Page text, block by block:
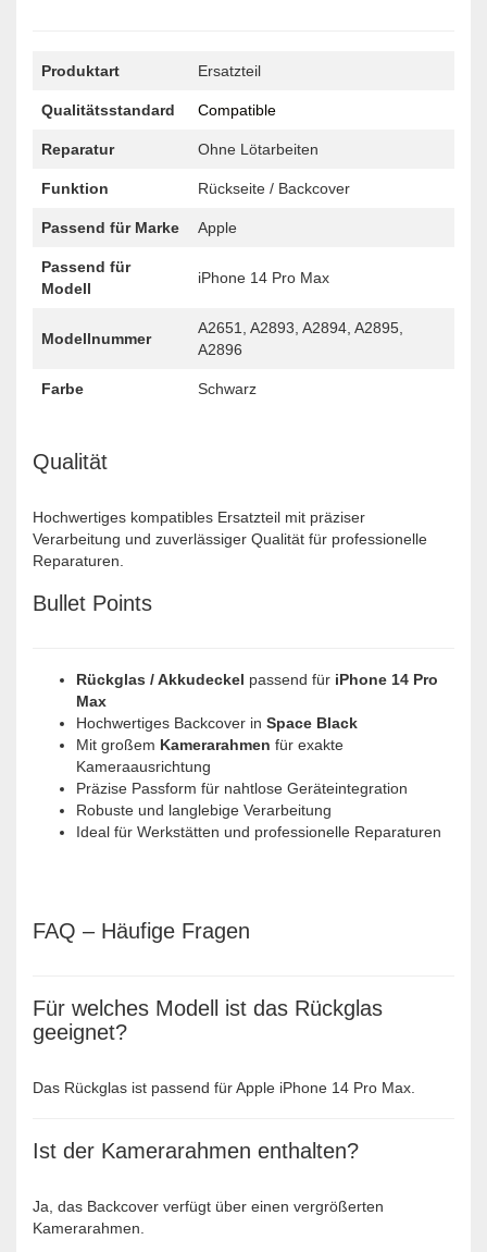
Produktart Ersatzteil
Qualitätsstandard Compatible
Reparatur Ohne Lötarbeiten
Funktion Rückseite / Backcover
Passend für Marke Apple
Passend für
Modell
iPhone 14 Pro Max
Modellnummer
A2651, A2893, A2894, A2895,
A2896
Farbe Schwarz
Qualität
Hochwertiges kompatibles Ersatzteil mit präziser
Verarbeitung und zuverlässiger Qualität für professionelle
Reparaturen.
Bullet Points
Rückglas / Akkudeckel passend für iPhone 14 Pro
Max
Hochwertiges Backcover in Space Black
Mit großem Kamerarahmen für exakte
Kameraausrichtung
Präzise Passform für nahtlose Geräteintegration
Robuste und langlebige Verarbeitung
Ideal für Werkstätten und professionelle Reparaturen
FAQ – Häufige Fragen
Für welches Modell ist das Rückglas
geeignet?
Das Rückglas ist passend für Apple iPhone 14 Pro Max.
Ist der Kamerarahmen enthalten?
Ja, das Backcover verfügt über einen vergrößerten
Kamerarahmen.